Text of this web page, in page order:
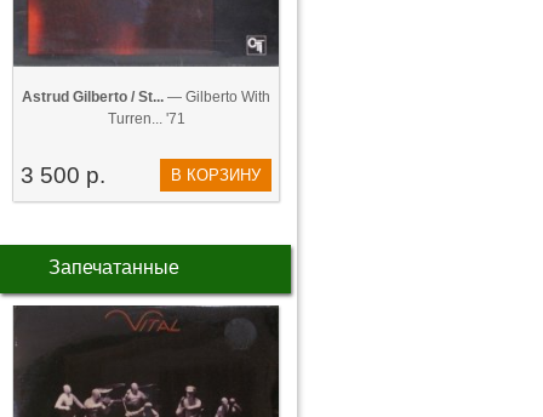
Astrud Gilberto / St... — Gilberto With
Turren... '71
3 500 р. В КОРЗИНУ
Запечатанные